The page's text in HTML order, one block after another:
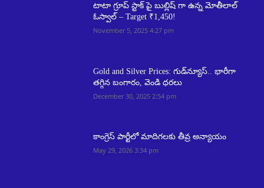
టాటా గ్రూప్ స్టాక్‌ పై బుల్లిష్‌ గా ఉన్న మోతీలాల్
ఓస్వాల్ – Target ₹1,450!
November 5, 2025 4:27 pm
Gold and Silver Prices: గుడ్‌న్యూస్.. భారీగా
తగ్గిన బంగారం, వెండి ధరలు
December 30, 2025 2:54 pm
కాంగ్రెస్ పార్టీలో మాదిగలకు తీవ్ర అన్యాయం
May 29, 2026 3:34 pm